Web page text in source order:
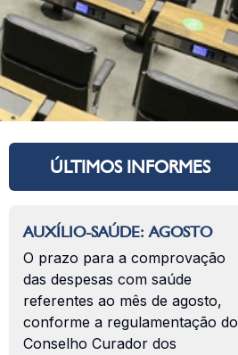
ÚLTIMOS INFORMES
AUXÍLIO-SAÚDE: AGOSTO
O prazo para a comprovação
das despesas com saúde
referentes ao mês de agosto,
conforme a regulamentação do
Conselho Curador dos